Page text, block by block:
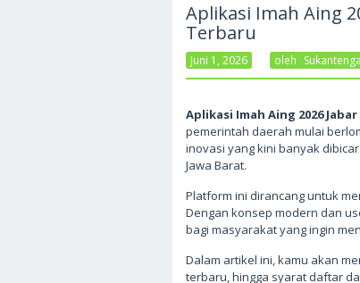
Aplikasi Imah Aing
Terbaru
Juni 1, 2026 Oleh
Aplikasi Imah Aing 2026 Jabar
pemerintah daerah mulai
inovasi yang kini banyak
Jawa Barat.
Platform ini dirancang untuk
Dengan konsep modern dan
bagi masyarakat yang ingin
Dalam artikel ini, kamu akan
terbaru, hingga syarat daftar